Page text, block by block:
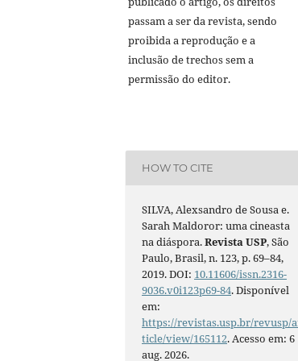
passam a ser da revista, sendo
proibida a reprodução e a
inclusão de trechos sem a
permissão do editor.
HOW TO CITE
SILVA, Alexsandro de Sousa e.
Sarah Maldoror: uma cineasta
na diáspora.Revista USP, São
Paulo, Brasil, n. 123, p. 69–84,
2019. DOI: 10.11606/issn.2316-
9036.v0i123p69-84. Disponível
em:
https://revistas.usp.br/revusp/
ticle/view/165112. Acesso em: 6
aug. 2026.